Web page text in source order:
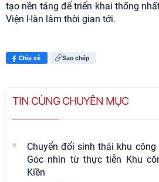
tạo nền tảng để triển khai thống
Viện Hàn lâm thời gian tới.
Chia sẻ Sao chép
TIN CÙNG CHUYÊN MỤC
Chuyển đổi sinh thái khu
Góc nhìn từ thực tiễn Khu
Kiền